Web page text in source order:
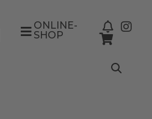
ONLINE-
SHOP